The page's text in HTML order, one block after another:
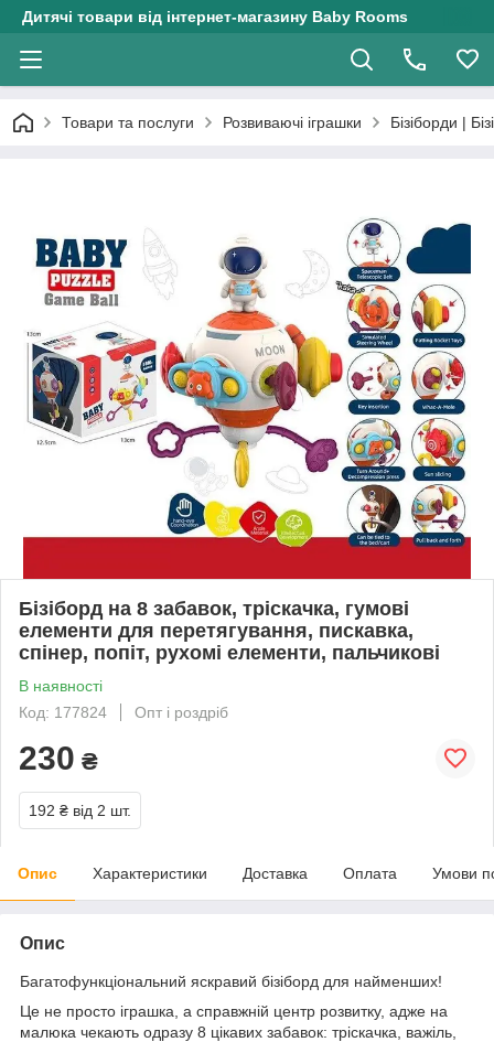
Дитячі товари від інтернет-магазину Baby Rooms
Товари та послуги Розвиваючі іграшки Бізіборди |
Бізіборд на 8 забавок, тріскачка, гумові
елементи для перетягування, пискавка,
спінер, попіт, рухомі елементи, пальчикові
В наявності
Код: 177824
Опт і роздріб
230 ₴
192 ₴ від 2 шт.
Опис Характеристики Доставка Оплата Умови
Опис
Багатофункціональний яскравий бізіборд для найменших!
Це не просто іграшка, а справжній центр розвитку, адже на
малюка чекають одразу 8 цікавих забавок: тріскачка, важіль,